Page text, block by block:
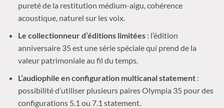
pureté de la restitution médium-aigu, cohérence
acoustique, naturel sur les voix.
Le collectionneur d’éditions limitées: l’édition
anniversaire 35 est une série spéciale qui prend de la
valeur patrimoniale au fil du temps.
L’audiophile en configuration multicanal statement:
possibilité d’utiliser plusieurs paires Olympia 35 pour des
configurations 5.1 ou 7.1 statement.